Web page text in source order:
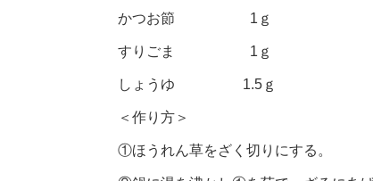
かつお節 1ｇ
すりごま 1ｇ
しょうゆ 1.5ｇ
＜作り方＞
①ほうれん草をざく切りにする。